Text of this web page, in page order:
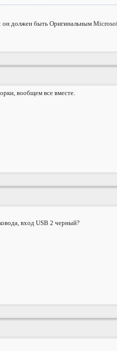
он должен быть Оригинальным
вообщем все вместе.
вход USB 2 черный?